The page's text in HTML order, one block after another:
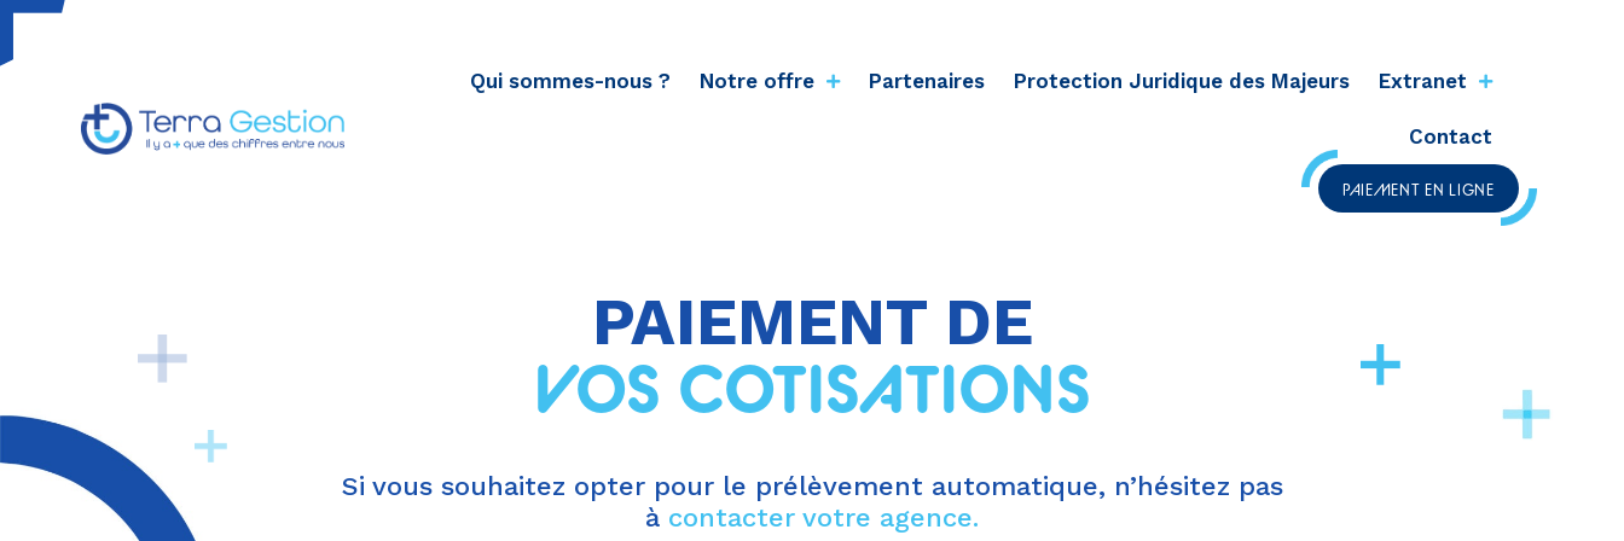
Qui sommes-nous ? Notre offre Partenaires Protection Juridique des Majeurs Extranet
Contact
PAIEMENT EN LIGNE
PAIEMENT DE
VOS COTISATIONS
Si vous souhaitez opter pour le prélèvement automatique, n’hésitez pas
à contacter votre agence.